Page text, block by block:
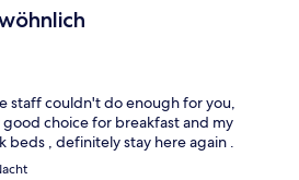
staff couldn't do enough for you,
good choice for breakfast and my
beds , definitely stay here again .